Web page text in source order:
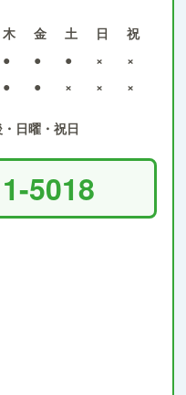
木 金 土 日
祝
● ● ● ×
×
● ● × ×
×
日曜・祝日
5018